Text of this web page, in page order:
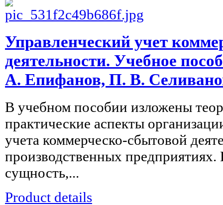
Управленческий учет
деятельности. Учебное
А. Епифанов, П. В.
В учебном пособии изложены
практические аспекты
учета коммерческо-сбытовой
производственных предприятиях.
сущность,...
Product details